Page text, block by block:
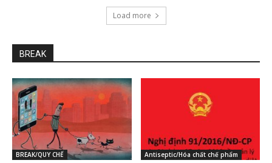
Load more
BREAK
BREAK/QUY CHẾ Antiseptic/Hóa chất chế phẩm